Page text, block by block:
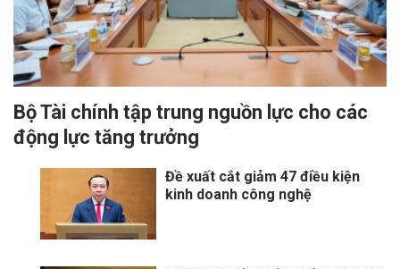
Bộ Tài chính tập trung nguồn lực cho các
động lực tăng trưởng
​Đề xuất cắt giảm 47 điều kiện
kinh doanh công nghệ